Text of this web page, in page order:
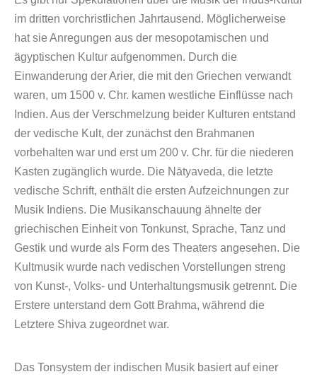
im dritten vorchristlichen Jahrtausend. Möglicherweise
hat sie Anregungen aus der mesopotamischen und
ägyptischen Kultur aufgenommen. Durch die
Einwanderung der Arier, die mit den Griechen verwandt
waren, um 1500 v. Chr. kamen westliche Einflüsse nach
Indien. Aus der Verschmelzung beider Kulturen entstand
der vedische Kult, der zunächst den Brahmanen
vorbehalten war und erst um 200 v. Chr. für die niederen
Kasten zugänglich wurde. Die Nātyaveda, die letzte
vedische Schrift, enthält die ersten Aufzeichnungen zur
Musik Indiens. Die Musikanschauung ähnelte der
griechischen Einheit von Tonkunst, Sprache, Tanz und
Gestik und wurde als Form des Theaters angesehen. Die
Kultmusik wurde nach vedischen Vorstellungen streng
von Kunst-, Volks- und Unterhaltungsmusik getrennt. Die
Erstere unterstand dem Gott Brahma, während die
Letztere Shiva zugeordnet war.
Das Tonsystem der indischen Musik basiert auf einer